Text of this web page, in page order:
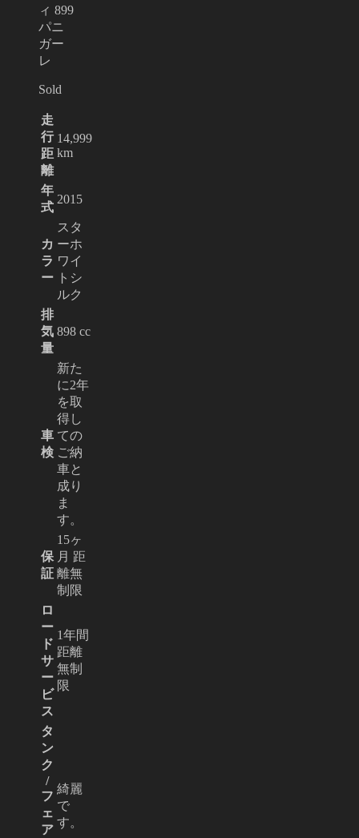
ィ 899
パニ
ガー
レ
Sold
走
行
距
離
14,999
km
年
式
2015
カ
ラ
ー
スタ
ーホ
ワイ
トシ
ルク
排
気
量
898 cc
車
検
新た
に2年
を取
得し
ての
ご納
車と
成り
ま
す。
保
証
15ヶ
月 距
離無
制限
ロ
ー
ド
サ
ー
ビ
ス
1年間
距離
無制
限
タ
ン
ク
/
フ
ェ
ア
綺麗
で
す。